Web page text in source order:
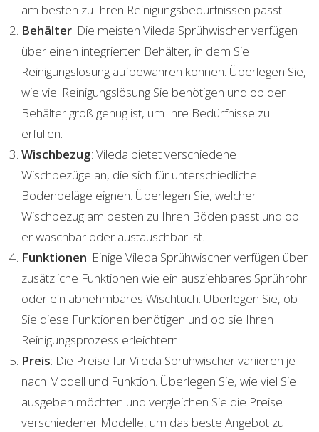
am besten zu Ihren Reinigungsbedürfnissen passt.
Behälter: Die meisten Vileda Sprühwischer verfügen
über einen integrierten Behälter, in dem Sie
Reinigungslösung aufbewahren können. Überlegen Sie,
wie viel Reinigungslösung Sie benötigen und ob der
Behälter groß genug ist, um Ihre Bedürfnisse zu
erfüllen.
Wischbezug: Vileda bietet verschiedene
Wischbezüge an, die sich für unterschiedliche
Bodenbeläge eignen. Überlegen Sie, welcher
Wischbezug am besten zu Ihren Böden passt und ob
er waschbar oder austauschbar ist.
Funktionen: Einige Vileda Sprühwischer verfügen über
zusätzliche Funktionen wie ein ausziehbares Sprührohr
oder ein abnehmbares Wischtuch. Überlegen Sie, ob
Sie diese Funktionen benötigen und ob sie Ihren
Reinigungsprozess erleichtern.
Preis: Die Preise für Vileda Sprühwischer variieren je
nach Modell und Funktion. Überlegen Sie, wie viel Sie
ausgeben möchten und vergleichen Sie die Preise
verschiedener Modelle, um das beste Angebot zu